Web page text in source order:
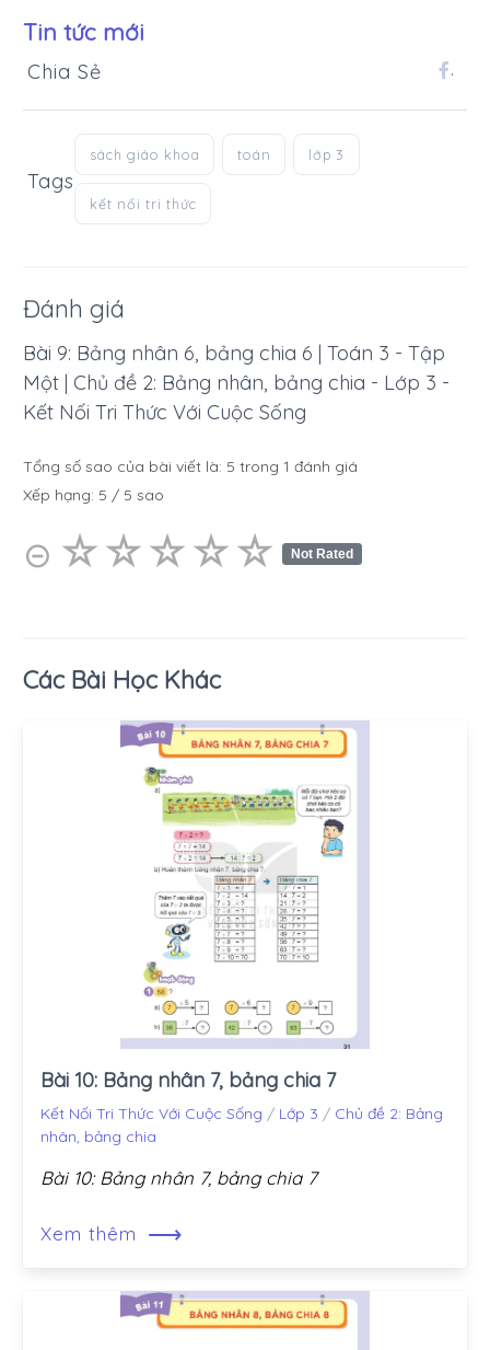
Tin tức mới
Chia Sẻ .
Tags
sách giáo khoa toán lớp 3
kết nối tri thức
Đánh giá
Bài 9: Bảng nhân 6, bảng chia 6 | Toán 3 - Tập
Một | Chủ đề 2: Bảng nhân, bảng chia - Lớp 3 -
Kết Nối Tri Thức Với Cuộc Sống
Tổng số sao của bài viết là: 5 trong 1 đánh giá
Xếp hạng: 5 / 5 sao
⊝ ☆☆☆☆☆
★★★★★ Not Rated
Các Bài Học Khác
Bài 10: Bảng nhân 7, bảng chia 7
Kết Nối Tri Thức Với Cuộc Sống / Lớp 3 / Chủ đề 2: Bảng
nhân, bảng chia
Bài 10: Bảng nhân 7, bảng chia 7
Xem thêm ⟶